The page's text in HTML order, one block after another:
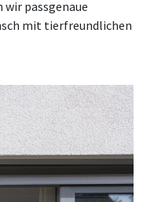
passgenaue
mit tierfreundlichen